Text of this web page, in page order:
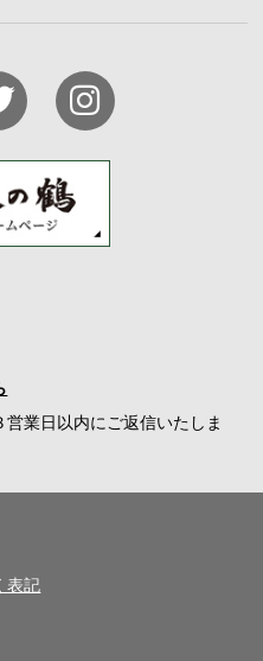
業日以内にご返信いたしま
表記